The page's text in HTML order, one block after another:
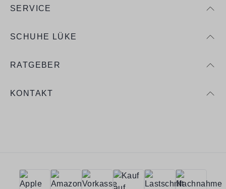
SERVICE
SCHUHE LÜKE
RATGEBER
KONTAKT